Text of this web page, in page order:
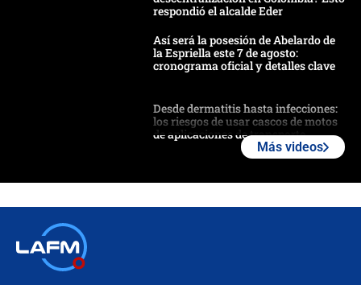
respondió el alcalde Eder
Así será la posesión de Abelardo de
la Espriella este 7 de agosto:
cronograma oficial y detalles clave
Desde dermatitis hasta infecciones:
los riesgos de usar cascos de motos
de aplicaciones de transporte
Más videos